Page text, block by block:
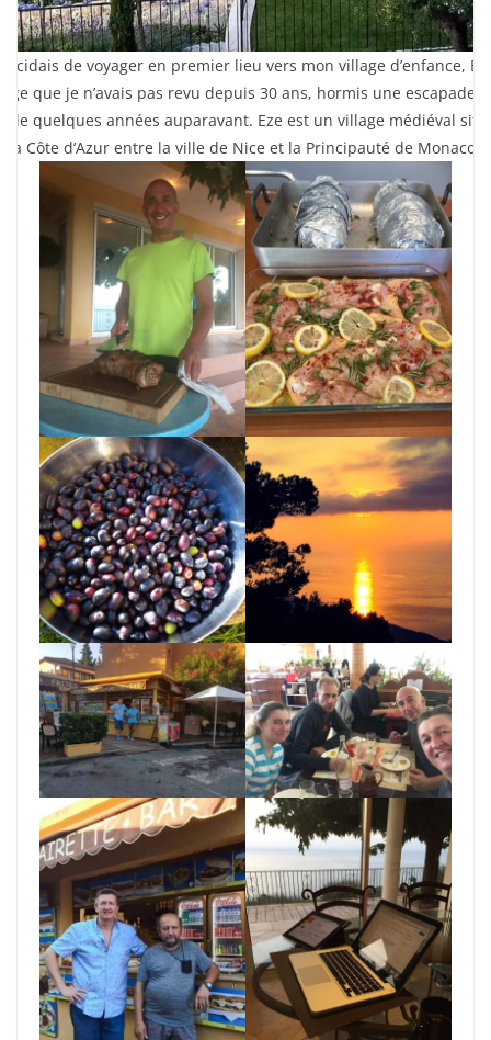
de voyager en premier lieu vers mon village d’enfance,
que je n’avais pas revu depuis 30 ans, hormis une escapade
quelques années auparavant. Eze est un village médiéval
la Côte d’Azur entre la ville de Nice et la Principauté de Monaco.